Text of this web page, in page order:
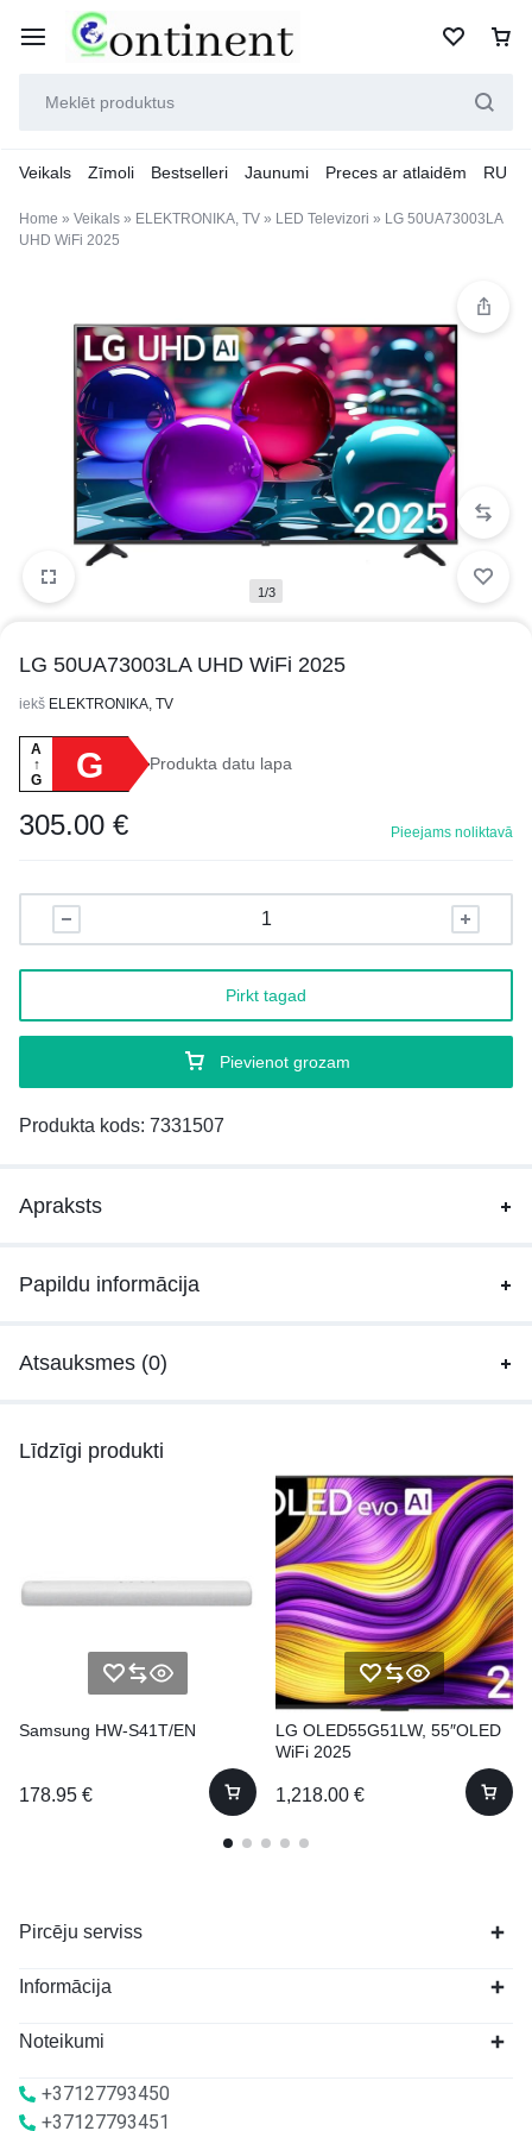
Veikals Zīmoli Bestselleri Jaunumi Preces ar atlaidēm RU
Home » Veikals » ELEKTRONIKA, TV » LED Televizori » LG 50UA73003LA
UHD WiFi 2025
1/3
LG 50UA73003LA UHD WiFi 2025
iekš ELEKTRONIKA, TV
A
↑
G
G Produkta datu lapa
305.00 € Pieejams noliktavā
Pievienot grozam
Pirkt tagad
Produkta kods: 7331507
Apraksts
Papildu informācija
Atsauksmes (0)
Līdzīgi produkti
Samsung HW-S41T/EN
178.95 €
LG OLED55G51LW, 55″OLED
WiFi 2025
1,218.00 €
Pircēju serviss
Informācija
Noteikumi
+37127793450
+37127793451